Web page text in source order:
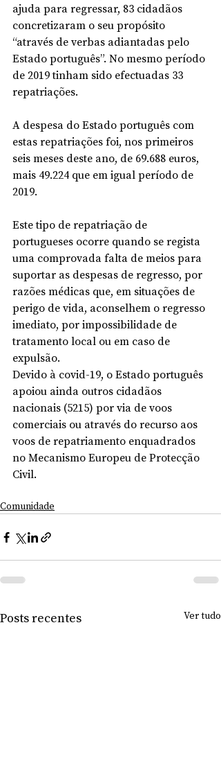
ajuda para regressar, 83 cidadãos
concretizaram o seu propósito
“através de verbas adiantadas pelo
Estado português”. No mesmo período
de 2019 tinham sido efectuadas 33
repatriações.
A despesa do Estado português com
estas repatriações foi, nos primeiros
seis meses deste ano, de 69.688 euros,
mais 49.224 que em igual período de
2019.
Este tipo de repatriação de
portugueses ocorre quando se regista
uma comprovada falta de meios para
suportar as despesas de regresso, por
razões médicas que, em situações de
perigo de vida, aconselhem o regresso
imediato, por impossibilidade de
tratamento local ou em caso de
expulsão.
Devido à covid-19, o Estado português
apoiou ainda outros cidadãos
nacionais (5215) por via de voos
comerciais ou através do recurso aos
voos de repatriamento enquadrados
no Mecanismo Europeu de Protecção
Civil.
Comunidade
Posts recentes Ver tudo